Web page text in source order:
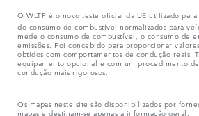
O WLTP é o novo teste oficial da UE utilizado
de consumo de combustível normalizados para
mede o consumo de combustível, o consumo de
emissões. Foi concebido para proporcionar
obtidos com comportamentos de condução reais.
equipamento opcional e com um procedimento
condução mais rigorosos.
Os mapas neste site são disponibilizados por
mapas e destinam-se apenas a informação geral.